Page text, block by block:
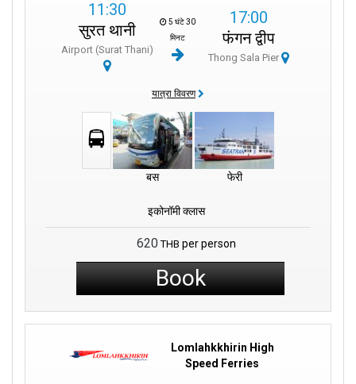
11:30
सुरत थानी
Airport (Surat Thani)
5 घंटे 30
मिनट
17:00
फंगन द्वीप
Thong Sala Pier
यात्रा विवरण
बस फेरी
इकोनॉमी क्लास
620 THB per person
Book
Lomlahkkhirin High
Speed Ferries